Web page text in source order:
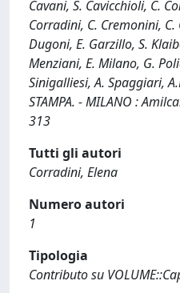
Cavani, S. Cavicchioli, C.
Corradini, C. Cremonini, C.
Dugoni, E. Garzillo, S.
Menziani, E. Milano, G.
Sinigalliesi, A. Spaggiari,
STAMPA. - MILANO :
313
Tutti gli autori
Corradini, Elena
Numero autori
1
Tipologia
Contributo su